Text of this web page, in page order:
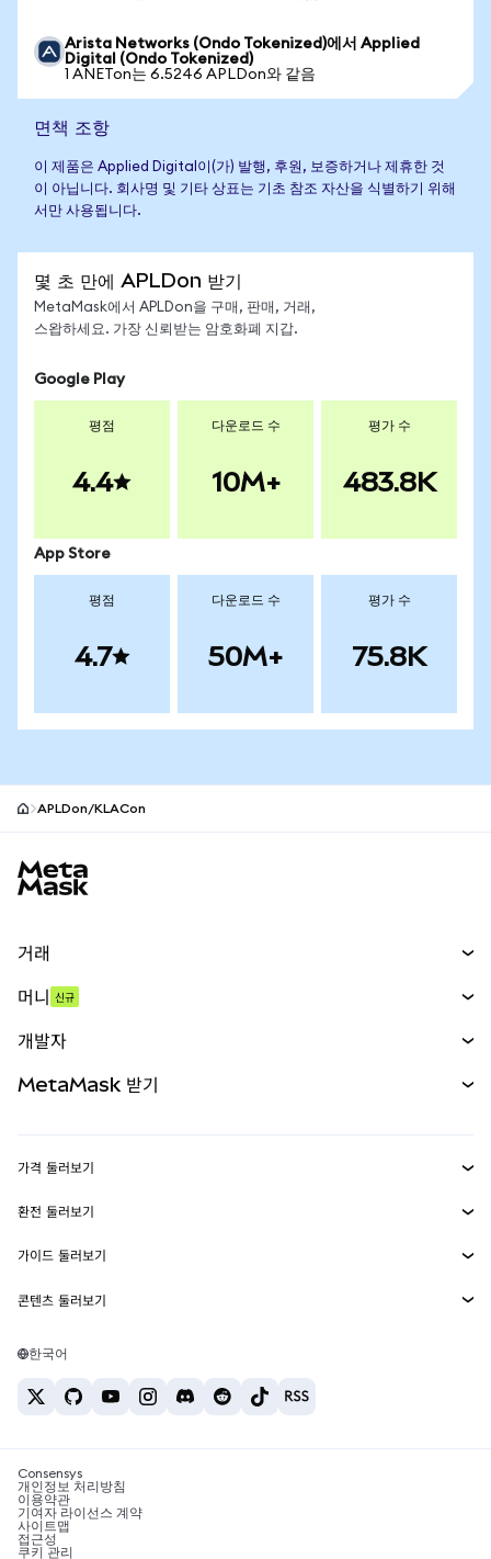
Arista Networks (Ondo Tokenized)에서 Applied
Digital (Ondo Tokenized)
1 ANETon는 6.5246 APLDon와 같음
면책 조항
이 제품은 Applied Digital이(가) 발행, 후원, 보증하거나 제휴한 것
이 아닙니다. 회사명 및 기타 상표는 기초 참조 자산을 식별하기 위해
서만 사용됩니다.
몇 초 만에 APLDon 받기
MetaMask에서 APLDon을 구매, 판매, 거래,
스왑하세요. 가장 신뢰받는 암호화폐 지갑.
Google Play
평점
4.4
다운로드 수
10M+
평가 수
483.8K
App Store
평점
4.7
다운로드 수
50M+
평가 수
75.8K
APLDon/KLACon
거래
무기한 선물
실물자산
머니 신규
개발자
MetaMask Connect
Snaps
웹3 서비스
MetaMask 받기
보안
고객 지원
채용
가격 둘러보기
이더리움 가격
솔라나 가격
테더 가격
환전 둘러보기
ETH를 USD로 환전
USDT를 INR로 환전
BTC를 INR로 환전
ETH를 USDT로 환전
가이드 둘러보기
ETH 매수
USDT 매수
SHIB 매수
BNB 매수
콘텐츠 둘러보기
솔라나 지갑
암호화폐 세금 뉴스
암호화폐 매수 방법
비트코인 매도 방법
한국어
Consensys
개인정보 처리방침
이용약관
기여자 라이선스 계약
사이트맵
접근성
쿠키 관리